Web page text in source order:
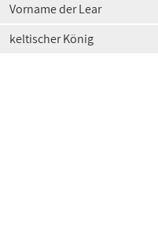
Vorname der Lear
keltischer König